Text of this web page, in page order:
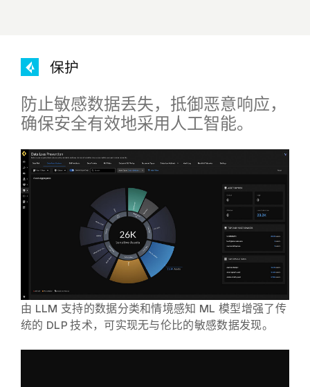
保护
防止敏感数据丢失，抵御恶意响应，
确保安全有效地采用人工智能。
由 LLM 支持的数据分类和情境感知 ML 模型增强了传
统的 DLP 技术，可实现无与伦比的敏感数据发现。